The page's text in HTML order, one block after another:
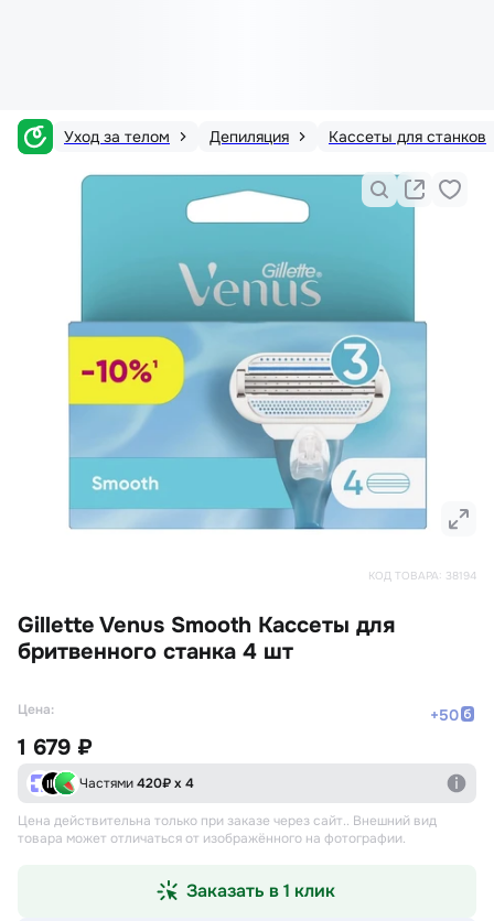
Уход за телом Депиляция Кассеты для станков
КОД ТОВАРА: 38194
Gillette Venus Smooth Кассеты для
бритвенного станка 4 шт
Цена: +50
1 679 ₽
Частями420₽ х 4
Цена действительна только при заказе через сайт.. Внешний вид
товара может отличаться от изображённого на фотографии.
Заказать в 1 клик